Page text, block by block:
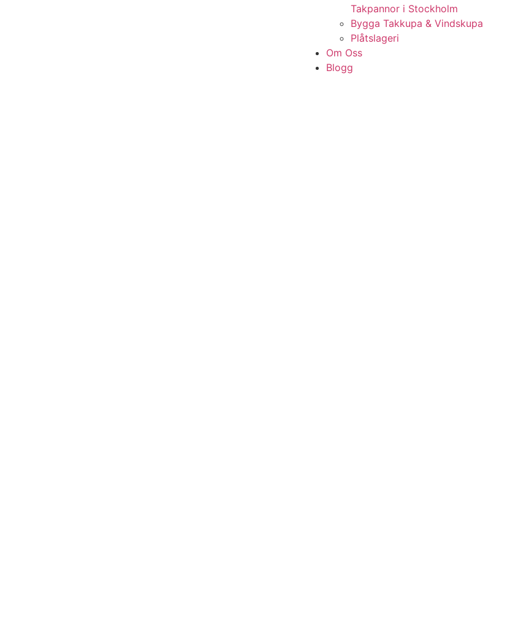
Takpannor i Stockholm
Bygga Takkupa & Vindskupa
Plåtslageri
Om Oss
Blogg